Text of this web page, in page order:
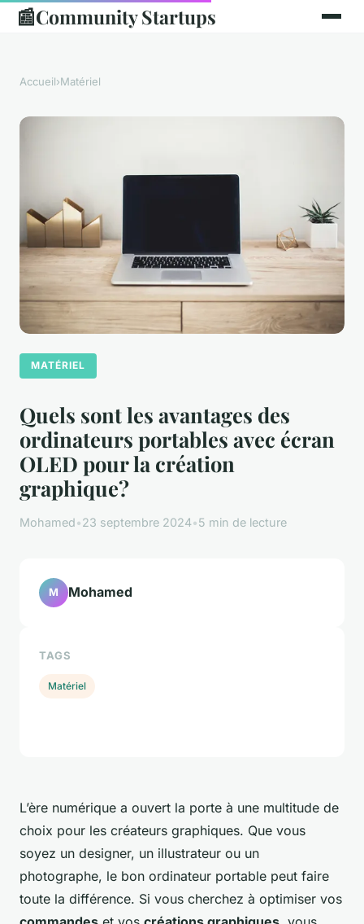
📰Community Startups
Accueil›Matériel
MATÉRIEL
Quels sont les avantages des
ordinateurs portables avec écran
OLED pour la création
graphique?
Mohamed•23 septembre 2024•5 min de lecture
L’ère numérique a ouvert la porte à une multitude de
choix pour les créateurs graphiques. Que vous
soyez un designer, un illustrateur ou un
photographe, le bon ordinateur portable peut faire
toute la différence. Si vous cherchez à optimiser vos
M Mohamed
TAGS
Matériel